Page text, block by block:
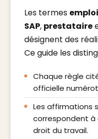
Les termes
SAP, prestataire
désignent des
Ce guide les
Chaque règle
officielle
Les affirmations
correspondent à
droit du travail.